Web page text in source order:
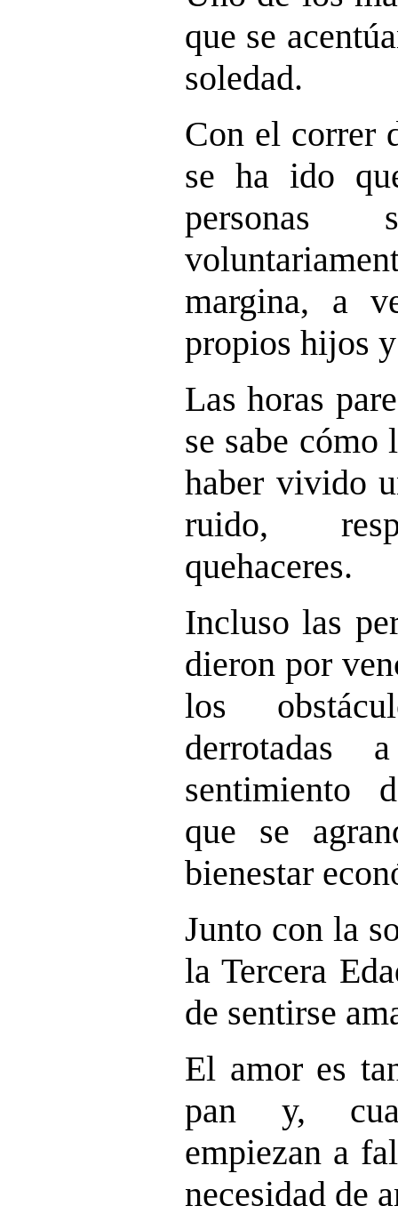
que se
soledad.
Con el correr
se ha ido
margina, a
propios hijos
Las horas
se sabe cómo
haber vivido
ruido,
quehaceres.
Incluso las
dieron por
los
derrotadas
sentimiento
que se
bienestar
Junto con la
la Tercera
de sentirse
El amor es
pan y,
empiezan a
necesidad de